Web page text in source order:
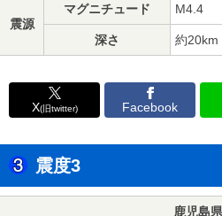
震源
マグニチュード M4.4
深さ 約20km
X(旧twitter) Facebook
震度3
鹿児島県